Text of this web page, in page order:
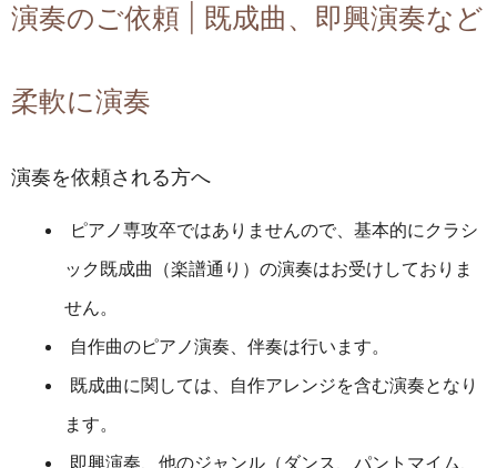
演奏のご依頼 | 既成曲、即興演奏など
柔軟に演奏
演奏を依頼される方へ
ピアノ専攻卒ではありませんので、基本的にクラシ
ック既成曲（楽譜通り）の演奏はお受けしておりま
せん。
自作曲のピアノ演奏、伴奏は行います。
既成曲に関しては、自作アレンジを含む演奏となり
ます。
即興演奏、他のジャンル（ダンス、パントマイム、